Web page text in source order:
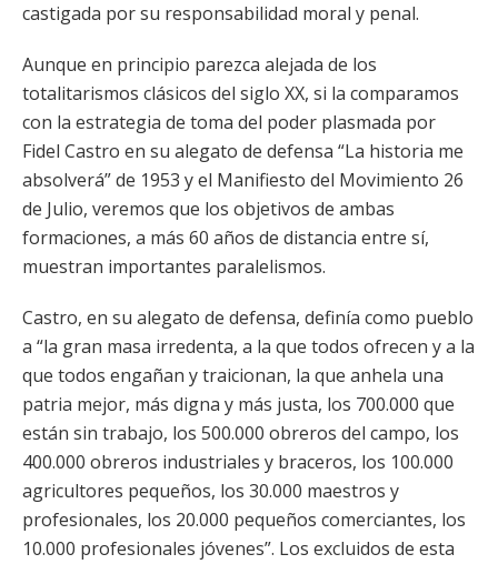
castigada por su responsabilidad moral y penal.
Aunque en principio parezca alejada de los
totalitarismos clásicos del siglo XX, si la comparamos
con la estrategia de toma del poder plasmada por
Fidel Castro en su alegato de defensa “La historia me
absolverá” de 1953 y el Manifiesto del Movimiento 26
de Julio, veremos que los objetivos de ambas
formaciones, a más 60 años de distancia entre sí,
muestran importantes paralelismos.
Castro, en su alegato de defensa, definía como pueblo
a “la gran masa irredenta, a la que todos ofrecen y a la
que todos engañan y traicionan, la que anhela una
patria mejor, más digna y más justa, los 700.000 que
están sin trabajo, los 500.000 obreros del campo, los
400.000 obreros industriales y braceros, los 100.000
agricultores pequeños, los 30.000 maestros y
profesionales, los 20.000 pequeños comerciantes, los
10.000 profesionales jóvenes”. Los excluidos de esta